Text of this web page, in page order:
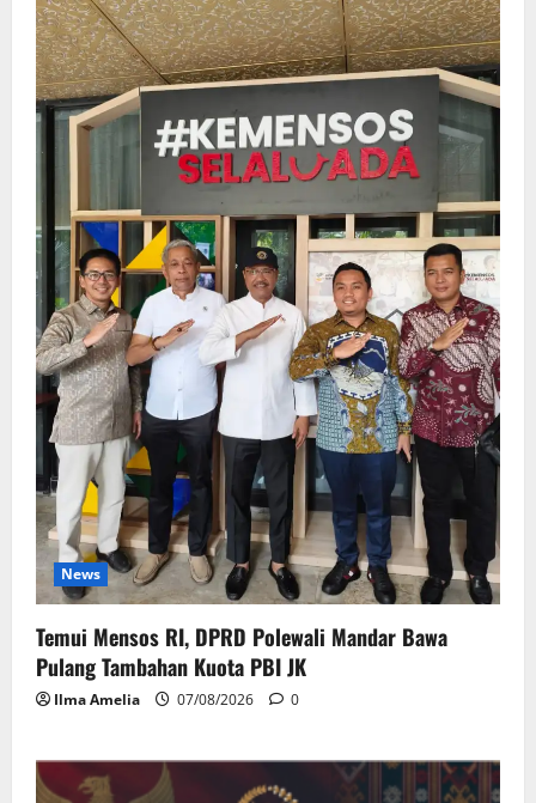
News
Temui Mensos RI, DPRD Polewali Mandar Bawa
Pulang Tambahan Kuota PBI JK
Ilma Amelia 07/08/2026 0